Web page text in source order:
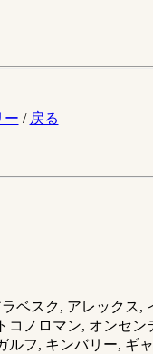
ー / 戻る
ベスク, アレックス,
ノロマン, オンセ
フ, キンバリー, ギ